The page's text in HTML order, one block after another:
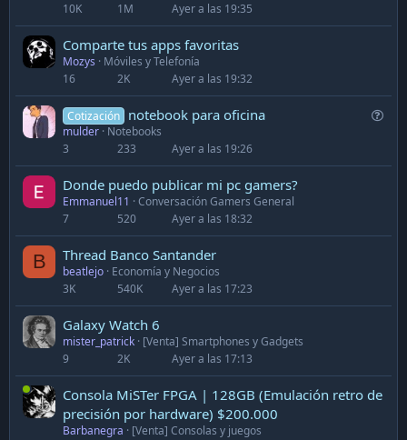
10K
1M Ayer a las 19:35
Comparte tus apps favoritas
Mozys
Móviles y Telefonía
16
2K Ayer a las 19:32
s
Cotización notebook para oficina
mulder Notebooks
3
233 Ayer a las 19:26
Donde puedo publicar mi pc gamers?
Emmanuel11
Conversación Gamers General
7
520 Ayer a las 18:32
B Thread Banco Santander
beatlejo Economía y Negocios
3K
540K Ayer a las 17:23
Galaxy Watch 6
mister_patrick [Venta] Smartphones y Gadgets
9
2K Ayer a las 17:13
Consola MiSTer FPGA | 128GB (Emulación retro de
precisión por hardware) $200.000
Barbanegra
[Venta] Consolas y juegos